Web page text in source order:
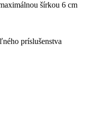
šírkou 6 cm
príslušenstva